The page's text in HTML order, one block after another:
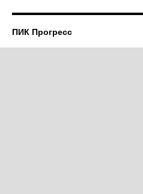
ПИК Прогресс